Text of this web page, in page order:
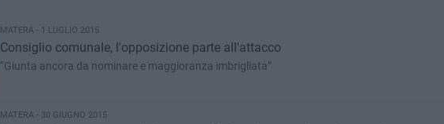
MATERA - 1 LUGLIO 2015
Consiglio comunale, l'opposizione parte all'attacco
“Giunta ancora da nominare e maggioranza imbrigliata”
MATERA - 30 GIUGNO 2015